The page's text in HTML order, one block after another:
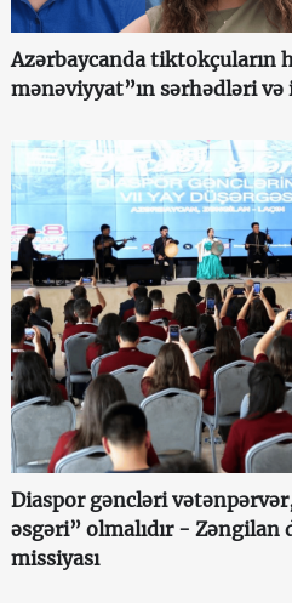
Azərbaycanda tiktokçuların
mənəviyyat”ın sərhədləri və
Diaspor gəncləri
əsgəri” olmalıdır - Zəngilan
missiyası